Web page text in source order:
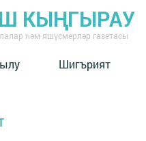
КЫҢГЫРАУ
һәм яшүсмерләр газетасы
Шигърият